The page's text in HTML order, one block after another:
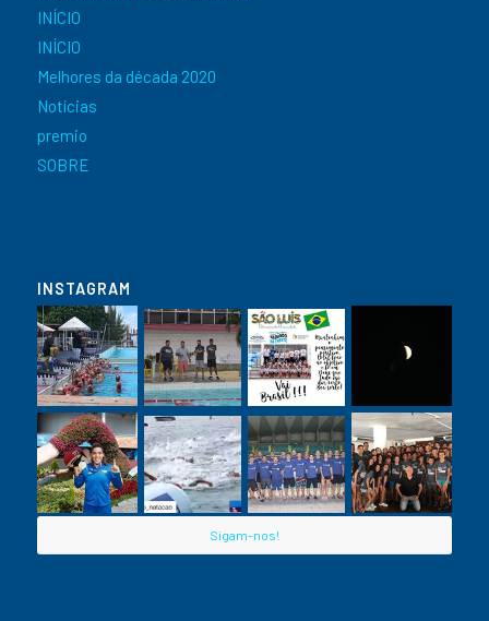
INÍCIO
INÍCIO
Melhores da década 2020
Notícias
premio
SOBRE
INSTAGRAM
Sigam-nos!